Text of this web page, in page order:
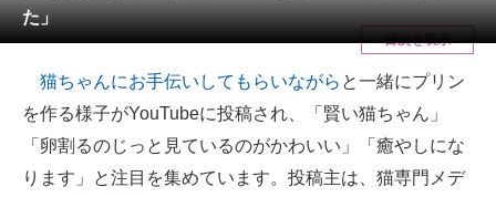
メディア
注目記事を集めた総合ページ
ITの今と未来を見通す
スマホと通信の最新トレンド
進化するPCとデバイスの未来
た」
目次を表示
猫ちゃんにお手伝いしてもらいながら と一緒にプリン
を作る様子がYouTubeに投稿され、「賢い猫ちゃん」
「卵割るのじっと見ているのがかわいい」「癒やしにな
ります」と注目を集めています。投稿主は、猫専門メデ